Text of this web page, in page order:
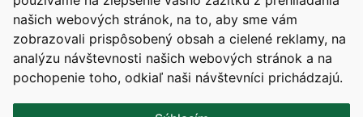
našich webových stránok, na to, aby sme vám
zobrazovali prispôsobený obsah a cielené reklamy, na
analýzu návštevnosti našich webových stránok a na
pochopenie toho, odkiaľ naši návštevníci prichádzajú.
Kontakty Mapa stránky RSS
Vyhlásenie o prístupnosti
Nastavenia cookies
Prevádzkovateľom služby je Ministerstvo školstva, výskumu,
vývoja a mládeže Slovenskej republiky.